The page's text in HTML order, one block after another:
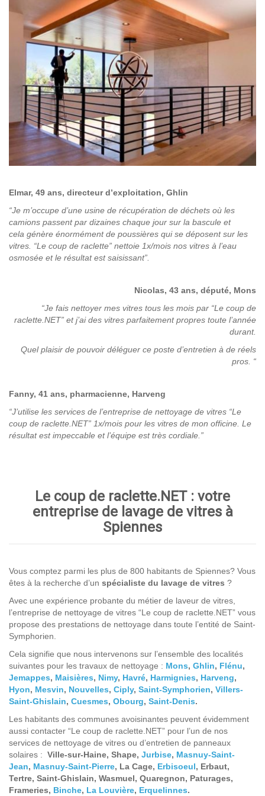
Elmar, 49 ans, directeur d’exploitation, Ghlin
“Je m’occupe d’une usine de récupération de déchets où les
camions passent par dizaines chaque jour sur la bascule et
cela génère énormément de poussières qui se déposent sur les
vitres. “Le coup de raclette” nettoie 1x/mois nos vitres à l’eau
osmosée et le résultat est saisissant”.
Nicolas, 43 ans, député, Mons
“Je fais nettoyer mes vitres tous les mois par “Le coup de
raclette.NET” et j’ai des vitres parfaitement propres toute l’année
durant.
Quel plaisir de pouvoir déléguer ce poste d’entretien à de réels
pros. “
Fanny, 41 ans, pharmacienne, Harveng
“J’utilise les services de l’entreprise de nettoyage de vitres “Le
coup de raclette.NET” 1x/mois pour les vitres de mon officine. Le
résultat est impeccable et l’équipe est très cordiale.”
Le coup de raclette.NET : votre
entreprise de lavage de vitres à
Spiennes
Vous comptez parmi les plus de 800 habitants de Spiennes? Vous
êtes à la recherche d’un spécialiste du lavage de vitres ?
Avec une expérience probante du métier de laveur de vitres,
l’entreprise de nettoyage de vitres “Le coup de raclette.NET” vous
propose des prestations de nettoyage dans toute l’entité de Saint-
Symphorien.
Cela signifie que nous intervenons sur l’ensemble des localités
suivantes pour les travaux de nettoyage : Mons, Ghlin, Flénu,
Jemappes, Maisières, Nimy, Havré, Harmignies, Harveng,
Hyon, Mesvin, Nouvelles, Ciply, Saint-Symphorien, Villers-
Saint-Ghislain, Cuesmes, Obourg, Saint-Denis.
Les habitants des communes avoisinantes peuvent évidemment
aussi contacter “Le coup de raclette.NET” pour l’un de nos
services de nettoyage de vitres ou d’entretien de panneaux
solaires : Ville-sur-Haine, Shape, Jurbise, Masnuy-Saint-
Jean, Masnuy-Saint-Pierre, La Cage, Erbisoeul, Erbaut,
Tertre, Saint-Ghislain, Wasmuel, Quaregnon, Paturages,
Frameries, Binche, La Louvière, Erquelinnes.